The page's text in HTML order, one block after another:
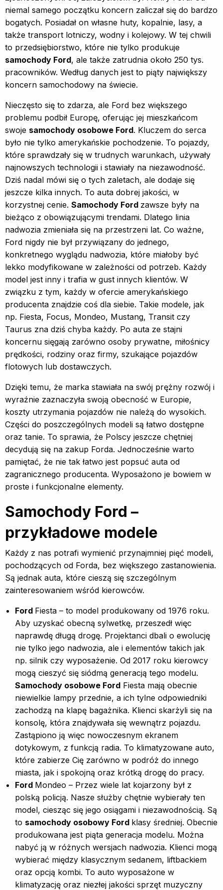
niemal samego początku koncern zaliczał się do bardzo
bogatych. Posiadał on własne huty, kopalnie, lasy, a
także transport lotniczy, wodny i kolejowy. W tej chwili
to przedsiębiorstwo, które nie tylko produkuje
samochody Ford, ale także zatrudnia około 250 tys.
pracowników. Według danych jest to piąty największy
koncern samochodowy na świecie.
Nieczęsto się to zdarza, ale Ford bez większego
problemu podbił Europę, oferując jej mieszkańcom
swoje samochody osobowe Ford. Kluczem do serca
było nie tylko amerykańskie pochodzenie. To pojazdy,
które sprawdzały się w trudnych warunkach, używały
najnowszych technologii i stawiały na niezawodność.
Dziś nadal mówi się o tych zaletach, ale dodaje się
jeszcze kilka innych. To auta dobrej jakości, w
korzystnej cenie. Samochody Ford zawsze były na
bieżąco z obowiązującymi trendami. Dlatego linia
nadwozia zmieniała się na przestrzeni lat. Co ważne,
Ford nigdy nie był przywiązany do jednego,
konkretnego wyglądu nadwozia, które miałoby być
lekko modyfikowane w zależności od potrzeb. Każdy
model jest inny i trafia w gust innych klientów. W
związku z tym, każdy w ofercie amerykańskiego
producenta znajdzie coś dla siebie. Takie modele, jak
np. Fiesta, Focus, Mondeo, Mustang, Transit czy
Taurus zna dziś chyba każdy. Po auta ze stajni
koncernu sięgają zarówno osoby prywatne, miłośnicy
prędkości, rodziny oraz firmy, szukające pojazdów
flotowych lub dostawczych.
Dzięki temu, że marka stawiała na swój prężny rozwój i
wyraźnie zaznaczyła swoją obecność w Europie,
koszty utrzymania pojazdów nie należą do wysokich.
Części do poszczególnych modeli są łatwo dostępne
oraz tanie. To sprawia, że Polscy jeszcze chętniej
decydują się na zakup Forda. Jednocześnie warto
pamiętać, że nie tak łatwo jest popsuć auta od
zagranicznego producenta. Wyposażono je bowiem w
proste i funkcjonalne elementy.
Samochody Ford –
przykładowe modele
Każdy z nas potrafi wymienić przynajmniej pięć modeli,
pochodzących od Forda, bez większego zastanowienia.
Są jednak auta, które cieszą się szczególnym
zainteresowaniem wśród kierowców.
Ford Fiesta – to model produkowany od 1976 roku.
Aby uzyskać obecną sylwetkę, przeszedł więc
naprawdę długą drogę. Projektanci dbali o ewolucję
nie tylko jego nadwozia, ale i elementów takich jak
np. silnik czy wyposażenie. Od 2017 roku kierowcy
mogą cieszyć się siódmą generacją tego modelu.
Samochody osobowe Ford Fiesta mają obecnie
niewielkie lampy przednie, a ich tylne odpowiedniki
zachodzą na klapę bagażnika. Klienci skarżyli się na
konsolę, która znajdywała się wewnątrz pojazdu.
Zastąpiono ją więc nowoczesnym ekranem
dotykowym, z funkcją radia. To klimatyzowane auto,
które zabierze Cię zarówno w podróż do innego
miasta, jak i spokojną oraz krótką drogę do pracy.
Ford Mondeo – Przez wiele lat kojarzony był z
polską policją. Nasze służby chętnie wybierały ten
model, ciesząc się jego osiągami i niezawodnością. Są
to samochody osobowy Ford klasy średniej. Obecnie
produkowana jest piąta generacja modelu. Można
nabyć ją w różnych wersjach nadwozia. Klienci mogą
wybierać między klasycznym sedanem, liftbackiem
oraz opcją kombi. To auto wyposażone w
klimatyzację oraz niezłej jakości sprzęt muzyczny